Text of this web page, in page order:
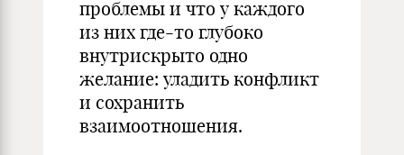
проблемы и что у каждого
из них где-то глубоко
внутрискрыто одно
желание: уладить конфликт
и сохранить
взаимоотношения.